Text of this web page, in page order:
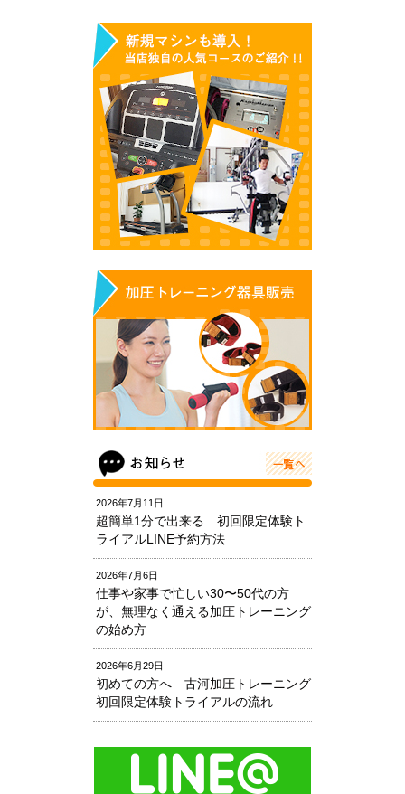
2026年7月11日
超簡単1分で出来る 初回限定体験ト
ライアルLINE予約方法
2026年7月6日
仕事や家事で忙しい30〜50代の方
が、無理なく通える加圧トレーニング
の始め方
2026年6月29日
初めての方へ 古河加圧トレーニング
初回限定体験トライアルの流れ